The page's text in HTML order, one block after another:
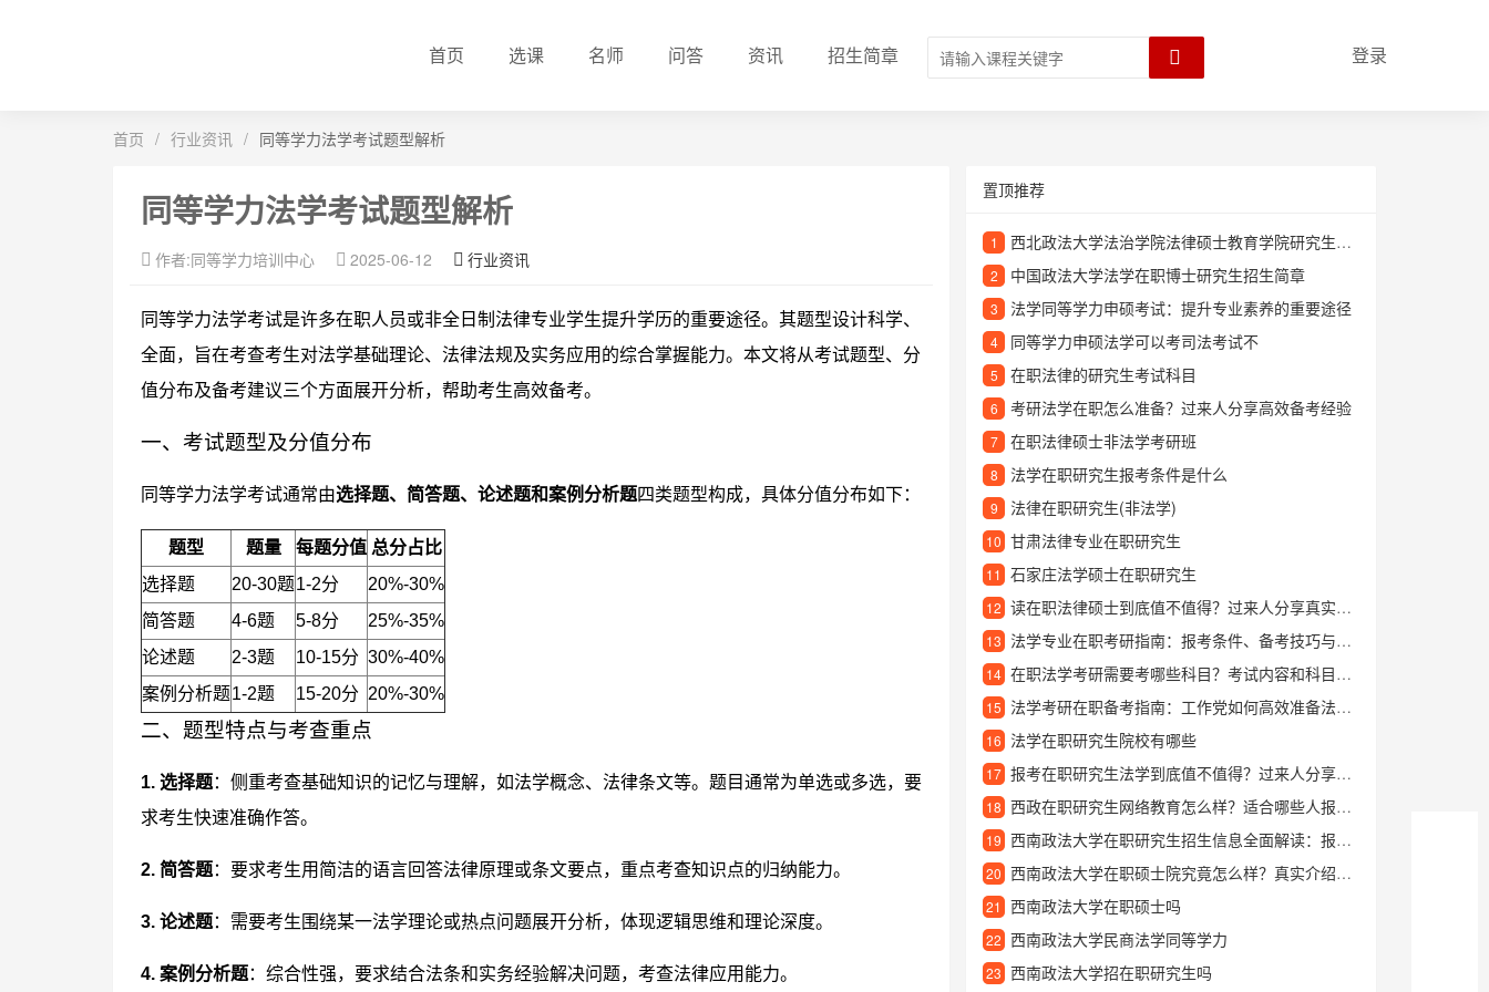
首页 选课 名师 问答 资讯 招生简章 登录
首页 / 行业资讯 / 同等学力法学考试题型解析
同等学力法学考试题型解析
作者:同等学力培训中心 2025-06-12 行业资讯
同等学力法学考试是许多在职人员或非全日制法律专业学生提升学历的重要途径。其题型设计科学、
全面，旨在考查考生对法学基础理论、法律法规及实务应用的综合掌握能力。本文将从考试题型、分
值分布及备考建议三个方面展开分析，帮助考生高效备考。
一、考试题型及分值分布
同等学力法学考试通常由选择题、简答题、论述题和案例分析题四类题型构成，具体分值分布如下：
题型 题量 每题分值 总分占比
选择题
20-30题1-2分
20%-30%
简答题
4-6题 5-8分
25%-35%
论述题
2-3题 10-15分 30%-40%
案例分析题1-2题 15-20分 20%-30%
二、题型特点与考查重点
1. 选择题：侧重考查基础知识的记忆与理解，如法学概念、法律条文等。题目通常为单选或多选，要
求考生快速准确作答。
2. 简答题：要求考生用简洁的语言回答法律原理或条文要点，重点考查知识点的归纳能力。
3. 论述题：需要考生围绕某一法学理论或热点问题展开分析，体现逻辑思维和理论深度。
4. 案例分析题：综合性强，要求结合法条和实务经验解决问题，考查法律应用能力。
置顶推荐
1 西北政法大学法治学院法律硕士教育学院研究生官网
2 中国政法大学法学在职博士研究生招生简章
3 法学同等学力申硕考试：提升专业素养的重要途径
4 同等学力申硕法学可以考司法考试不
5 在职法律的研究生考试科目
6 考研法学在职怎么准备？过来人分享高效备考经验
7 在职法律硕士非法学考研班
8 法学在职研究生报考条件是什么
9 法律在职研究生(非法学)
10 甘肃法律专业在职研究生
11 石家庄法学硕士在职研究生
12 读在职法律硕士到底值不值得？过来人分享真实体验
13 法学专业在职考研指南：报考条件、备考技巧与就业前景全解析
14 在职法学考研需要考哪些科目？考试内容和科目详细解析
15 法学考研在职备考指南：工作党如何高效准备法学研究生考试
16 法学在职研究生院校有哪些
17 报考在职研究生法学到底值不值得？过来人分享真实经验
18 西政在职研究生网络教育怎么样？适合哪些人报考？
19 西南政法大学在职研究生招生信息全面解读：报考条件、专业选择与学习优势
20 西南政法大学在职硕士院究竟怎么样？真实介绍与学习体验分享
21 西南政法大学在职硕士吗
22 西南政法大学民商法学同等学力
23 西南政法大学招在职研究生吗